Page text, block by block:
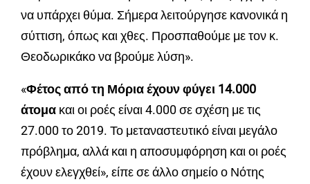
να υπάρχει θύμα. Σήμερα λειτούργησε κανονικά η
σύττιση, όπως και χθες. Προσπαθούμε με τον κ.
Θεοδωρικάκο να βρούμε λύση».
«Φέτος από τη Μόρια έχουν φύγει 14.000
άτομα και οι ροές είναι 4.000 σε σχέση με τις
27.000 το 2019. Το μεταναστευτικό είναι μεγάλο
πρόβλημα, αλλά και η αποσυμφόρηση και οι ροές
έχουν ελεγχθεί», είπε σε άλλο σημείο ο Νότης